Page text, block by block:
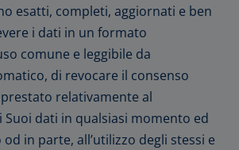
esatti, completi, aggiornati e ben
i dati in un formato
comune e leggibile da
di revocare il consenso
relativamente al
dati in qualsiasi momento ed
in parte, all’utilizzo degli stessi e